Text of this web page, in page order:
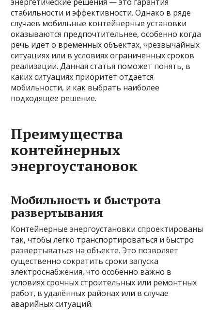
стабильности и эффективности. Однако в ряде
случаев мобильные контейнерные установки
оказываются предпочтительнее, особенно когда
речь идет о временных объектах, чрезвычайных
ситуациях или в условиях ограниченных сроков
реализации. Данная статья поможет понять, в
каких ситуациях приоритет отдается
мобильности, и как выбрать наиболее
подходящее решение.
Преимущества
контейнерных
энергоустановок
Мобильность и быстрота
развертывания
Контейнерные энергоустановки спроектированы
так, чтобы легко транспортироваться и быстро
развертываться на объекте. Это позволяет
существенно сократить сроки запуска
электроснабжения, что особенно важно в
условиях срочных строительных или ремонтных
работ, в удалённых районах или в случае
аварийных ситуаций.